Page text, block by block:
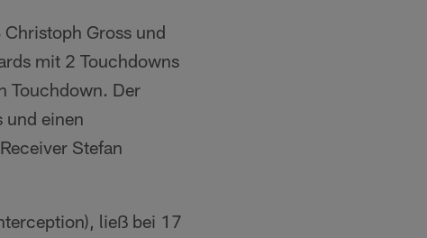
Gross und
mit 2 Touchdowns
Touchdown. Der
und einen
Stefan
ließ bei 17